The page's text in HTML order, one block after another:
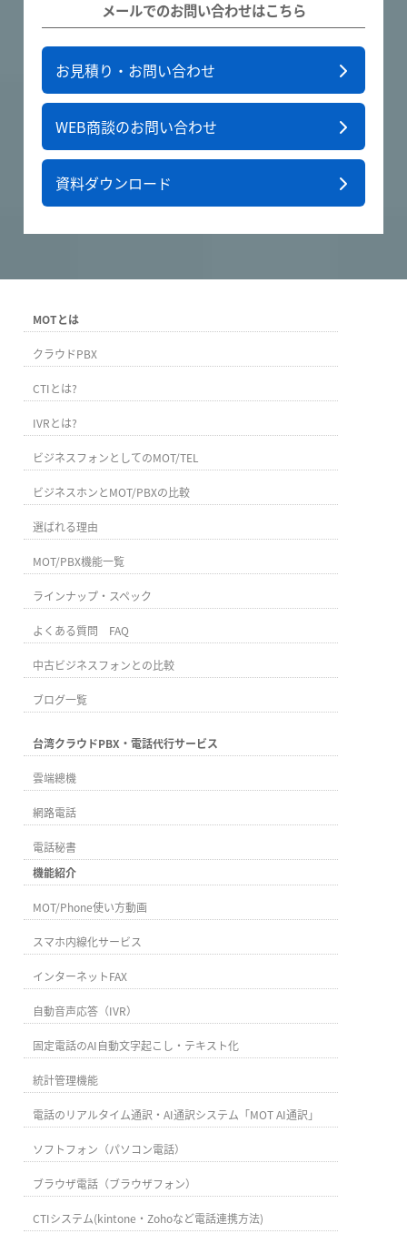
メールでのお問い合わせはこちら
お見積り・お問い合わせ
WEB商談のお問い合わせ
資料ダウンロード
MOTとは
クラウドPBX
CTIとは?
IVRとは?
ビジネスフォンとしてのMOT/TEL
ビジネスホンとMOT/PBXの比較
選ばれる理由
MOT/PBX機能一覧
ラインナップ・スペック
よくある質問 FAQ
中古ビジネスフォンとの比較
ブログ一覧
台湾クラウドPBX・電話代行サービス
雲端總機
網路電話
電話秘書
機能紹介
MOT/Phone使い方動画
スマホ内線化サービス
インターネットFAX
自動音声応答（IVR）
固定電話のAI自動文字起こし・テキスト化
統計管理機能
電話のリアルタイム通訳・AI通訳システム「MOT AI通訳」
ソフトフォン（パソコン電話）
ブラウザ電話（ブラウザフォン）
CTIシステム(kintone・Zohoなど電話連携方法)